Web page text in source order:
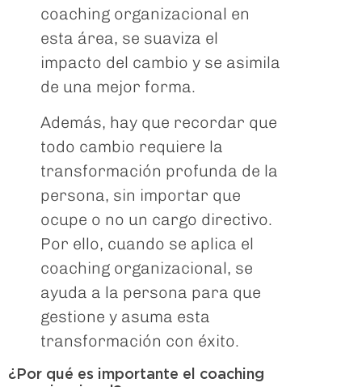
coaching organizacional en
esta área, se suaviza el
impacto del cambio y se asimila
de una mejor forma.
Además, hay que recordar que
todo cambio requiere la
transformación profunda de la
persona, sin importar que
ocupe o no un cargo directivo.
Por ello, cuando se aplica el
coaching organizacional, se
ayuda a la persona para que
gestione y asuma esta
transformación con éxito.
¿Por qué es importante el coaching